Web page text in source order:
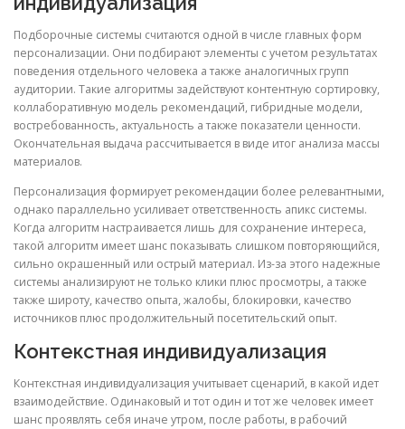
Подборочные системы считаются одной в числе главных форм
персонализации. Они подбирают элементы с учетом результатах
поведения отдельного человека а также аналогичных групп
аудитории. Такие алгоритмы задействуют контентную сортировку,
коллаборативную модель рекомендаций, гибридные модели,
востребованность, актуальность а также показатели ценности.
Окончательная выдача рассчитывается в виде итог анализа массы
материалов.
Персонализация формирует рекомендации более релевантными,
однако параллельно усиливает ответственность апикс системы.
Когда алгоритм настраивается лишь для сохранение интереса,
такой алгоритм имеет шанс показывать слишком повторяющийся,
сильно окрашенный или острый материал. Из-за этого надежные
системы анализируют не только клики плюс просмотры, а также
также широту, качество опыта, жалобы, блокировки, качество
источников плюс продолжительный посетительский опыт.
Контекстная индивидуализация
Контекстная индивидуализация учитывает сценарий, в какой идет
взаимодействие. Одинаковый и тот один и тот же человек имеет
шанс проявлять себя иначе утром, после работы, в рабочий